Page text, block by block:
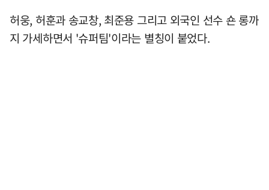
허웅, 허훈과 송교창, 최준용 그리고 외국인 선수 숀 롱까
지 가세하면서 '슈퍼팀'이라는 별칭이 붙었다.